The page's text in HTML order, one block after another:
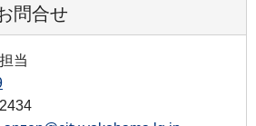
問合せ
当